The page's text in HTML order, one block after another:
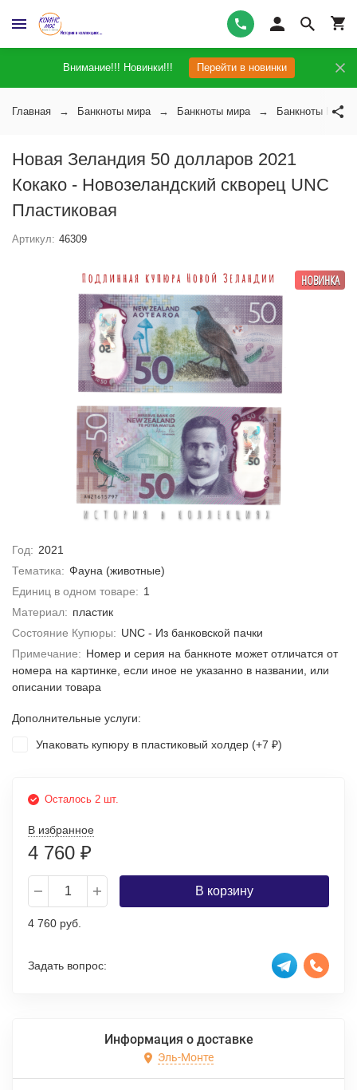
Внимание!!! Новинки!!! Перейти в новинки
Главная Банкноты мира Банкноты мира Банкноты
Новая Зеландия 50 долларов 2021
Кокако - Новозеландский скворец UNC
Пластиковая
Артикул: 46309
НОВИНКА
Год: 2021
Тематика: Фауна (животные)
Единиц в одном товаре: 1
Материал: пластик
Состояние Купюры: UNC - Из банковской пачки
Примечание: Номер и серия на банкноте может отличатся от
номера на картинке, если иное не указанно в названии, или
описании товара
Дополнительные услуги:
Упаковать купюру в пластиковый холдер (+7 ₽)
Осталось 2 шт.
В избранное
4 760 ₽
В корзину
4 760 руб.
Задать вопрос:
Информация о доставке
Эль-Монте